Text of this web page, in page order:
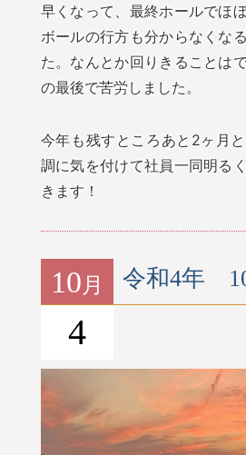
早くなって、最終ホールでほ
ボールの行方も分からなくな
た。なんとか回りきることは
の最後で苦労しました。
今年も残すところあと2ヶ月
調に気を付けて社員一同明る
きます！
10 月
4
令和4年